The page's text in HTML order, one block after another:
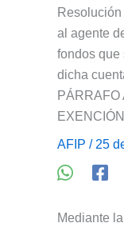
al agente
fondos que
dicha
AFIP / 25
Mediante